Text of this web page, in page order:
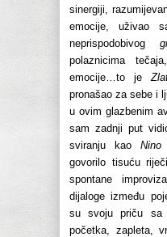
sinergiji,
emocije, uživao
neprispodobivog
polaznicima
emocije…to je
pronašao za sebe i
u ovim glazbenim
sam zadnji put
sviranju kao Nino
govorilo tisuću
spontane
dijaloge između
su svoju priču sa
početka, zapleta,